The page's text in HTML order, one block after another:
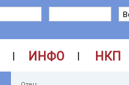
| ИНФО | НКП